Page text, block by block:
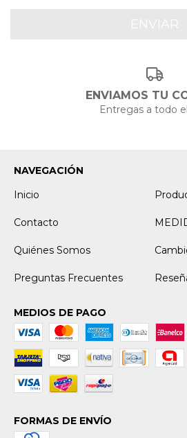
ENVIAMOS TU
Entregas a todo
NAVEGACIÓN
Inicio
Contacto
Quiénes Somos
Preguntas Frecuentes
MEDIOS DE PAGO
FORMAS DE ENVÍO